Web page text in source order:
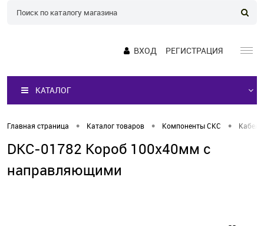
ВХОД РЕГИСТРАЦИЯ
КАТАЛОГ
Главная страница • Каталог товаров • Компоненты СКС •
DKC-01782 Короб 100х40мм с
направляющими